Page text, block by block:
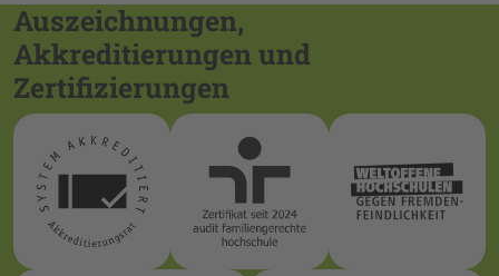
Auszeichnungen,
Akkreditierungen und
Zertifizierungen